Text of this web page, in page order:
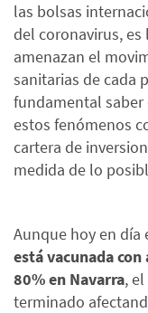
las bolsas
del coronavirus, es
amenazan el
sanitarias de cada
fundamental
estos fenómenos
cartera de
medida de lo
Aunque hoy en día
está vacunada con
80% en Navarra,
terminado